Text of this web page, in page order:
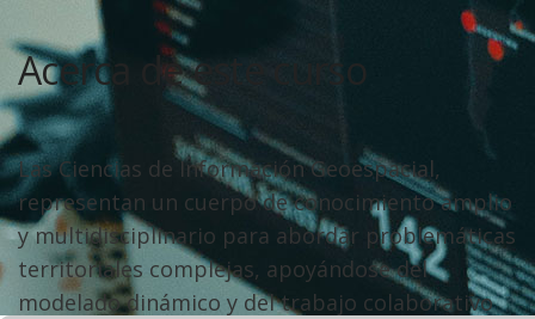
Acerca de este curso
Las Ciencias de Información Geoespacial,
representan un cuerpo de conocimiento amplio
y multidisciplinario para abordar problemáticas
territoriales complejas, apoyándose del
modelado dinámico y del trabajo colaborativo